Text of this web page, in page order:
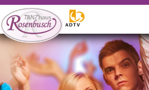
WILLKOMMEN
Tanzangebote
Events
Vermietung